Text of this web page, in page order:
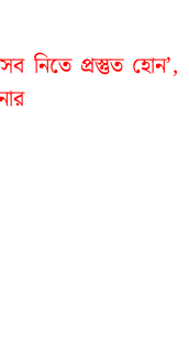
নিতে প্রস্তুত হোন’,